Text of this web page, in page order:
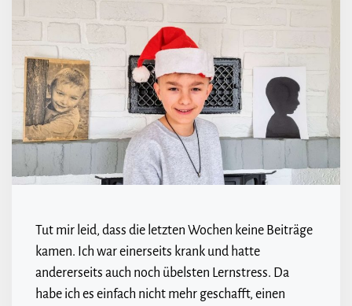
Tut mir leid, dass die letzten Wochen keine Beiträge
kamen. Ich war einerseits krank und hatte
andererseits auch noch übelsten Lernstress. Da
habe ich es einfach nicht mehr geschafft, einen